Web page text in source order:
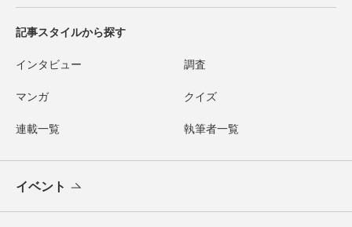
記事スタイルから探す
インタビュー 調査
マンガ クイズ
連載一覧 執筆者一覧
イベント